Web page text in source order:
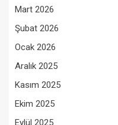
Mart 2026
Şubat 2026
Ocak 2026
Aralık 2025
Kasım 2025
Ekim 2025
Eylül 2025